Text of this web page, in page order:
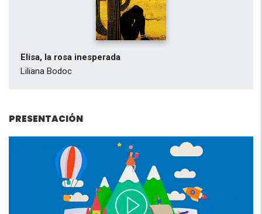
Elisa, la rosa inesperada
Liliana Bodoc
PRESENTACIÓN